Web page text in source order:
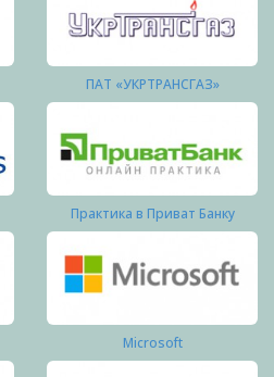
ПАТ «УКРТРАНСГАЗ»
Практика в Приват Банку
Microsoft